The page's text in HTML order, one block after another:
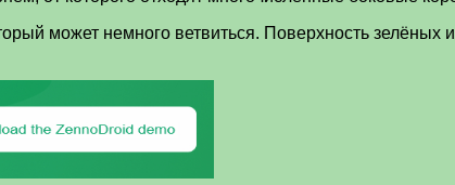
может немного ветвиться. Поверхность зелёных